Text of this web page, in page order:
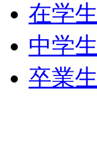
在学
中学
卒業